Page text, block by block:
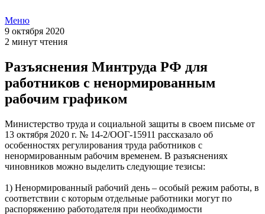
Меню
9 октября 2020
2 минут чтения
Разъяснения Минтруда РФ для
работников с ненормированным
рабочим графиком
Министерство труда и социальной защиты в своем письме от
13 октября 2020 г. № 14-2/ООГ-15911 рассказало об
особенностях регулирования труда работников с
ненормированным рабочим временем. В разъяснениях
чиновников можно выделить следующие тезисы:
1) Ненормированный рабочий день – особый режим работы, в
соответствии с которым отдельные работники могут по
распоряжению работодателя при необходимости